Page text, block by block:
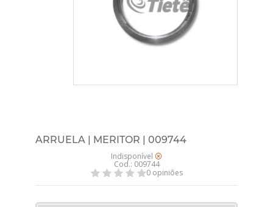
ARRUELA | MERITOR | 009744
Indisponível
Cod.: 009744
0 opiniões